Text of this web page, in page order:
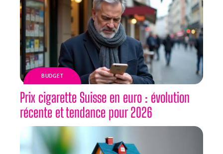
BUDGET
Prix cigarette Suisse en euro : évolution
récente et tendance pour 2026